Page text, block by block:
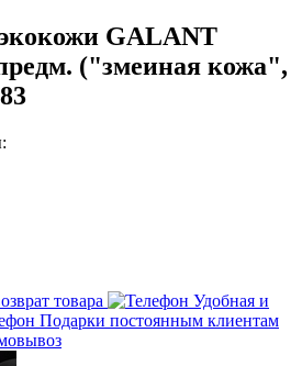
GALANT
("змеиная кожа",
товара
Удобная и
Подарки постоянным клиентам